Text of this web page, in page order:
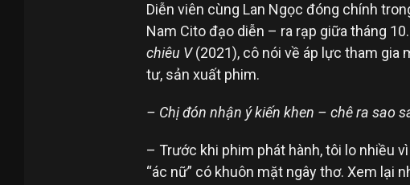
Diễn viên cùng Lan Ngọc đóng chính
Nam Cito đạo diễn – ra rạp giữa tháng
chiêu V(2021), cô nói về áp lực tham gia
tư, sản xuất phim.
– Chị đón nhận ý kiến khen – chê ra sao
– Trước khi phim phát hành, tôi lo nhiều
“ác nữ” có khuôn mặt ngây thơ. Xem lại